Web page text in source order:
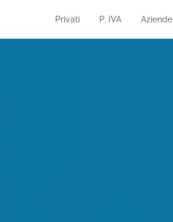
Privati P. IVA Aziende